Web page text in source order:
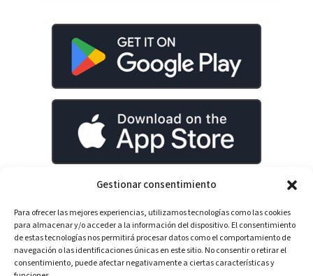
Gestionar consentimiento
Para ofrecer las mejores experiencias, utilizamos tecnologías como las cookies
para almacenar y/o acceder a la información del dispositivo. El consentimiento
de estas tecnologías nos permitirá procesar datos como el comportamiento de
navegación o las identificaciones únicas en este sitio. No consentir o retirar el
consentimiento, puede afectar negativamente a ciertas características y
LinkedInYouTubeSpotify